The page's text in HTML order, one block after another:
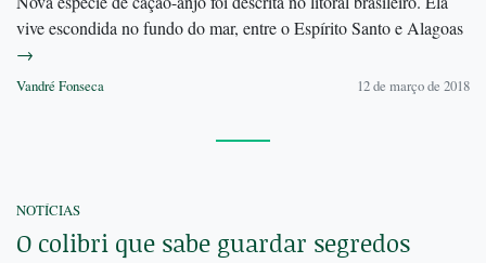
vive escondida no fundo do mar, entre o Espírito Santo e Alagoas
→
Vandré Fonseca 12 de março de 2018
NOTÍCIAS
O colibri que sabe guardar segredos